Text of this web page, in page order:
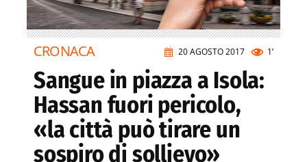
20 AGOSTO 2017 1’
CRONACA
Sangue in piazza a Isola:
Hassan fuori pericolo,
«la città può tirare un
sospiro di sollievo»